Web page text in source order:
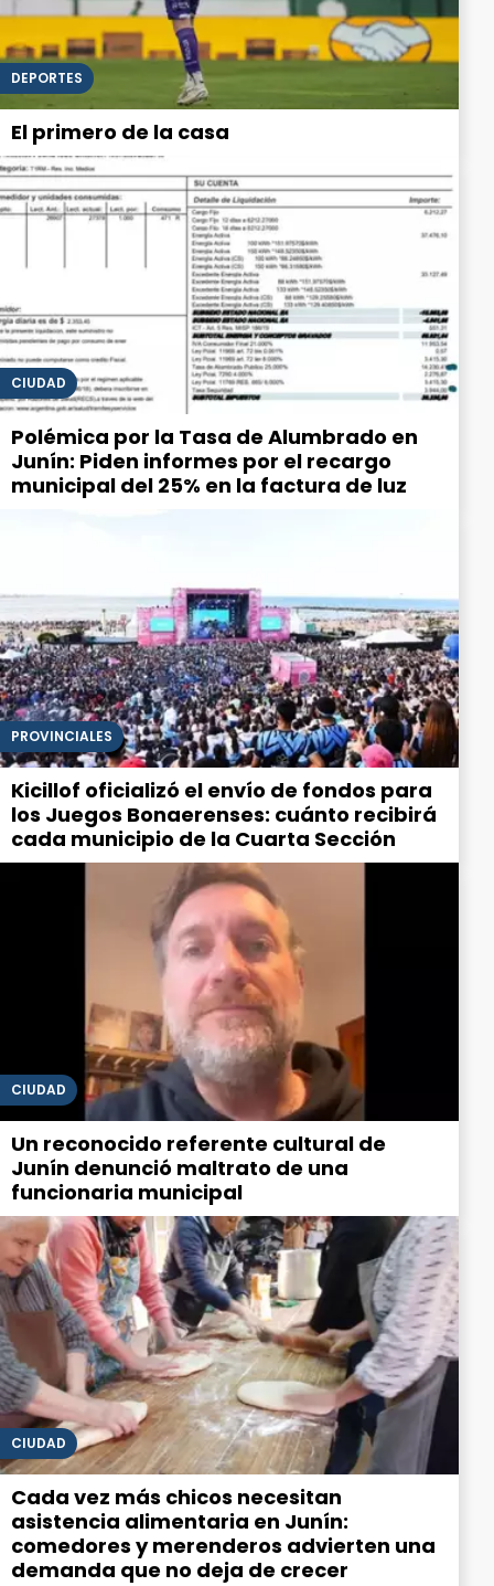
DEPORTES
El primero de la casa
CIUDAD
Polémica por la Tasa de Alumbrado en
Junín: Piden informes por el recargo
municipal del 25% en la factura de luz
PROVINCIALES
Kicillof oficializó el envío de fondos para
los Juegos Bonaerenses: cuánto recibirá
cada municipio de la Cuarta Sección
CIUDAD
Un reconocido referente cultural de
Junín denunció maltrato de una
funcionaria municipal
CIUDAD
Cada vez más chicos necesitan
asistencia alimentaria en Junín:
comedores y merenderos advierten una
demanda que no deja de crecer